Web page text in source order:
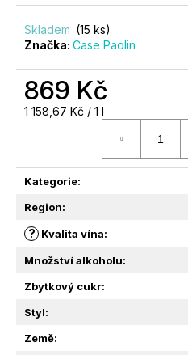
Skladem (15 ks)
Značka: Case Paolin
869 Kč
Měrná
1 158,67 Kč / 1 l
Kategorie:
Region:
? Kvalita vína:
Množství alkoholu:
Zbytkový cukr:
Styl:
Země:
D
O
E
MINI
PROSECCO
ASOLO
SUPERIORE
BRUT
DOCG